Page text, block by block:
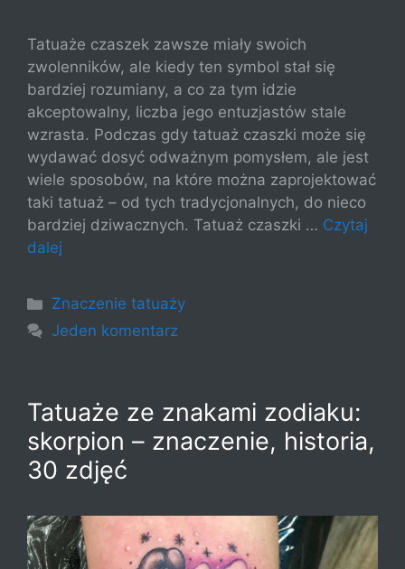
Tatuaże czaszek zawsze miały swoich
zwolenników, ale kiedy ten symbol stał się
bardziej rozumiany, a co za tym idzie
akceptowalny, liczba jego entuzjastów stale
wzrasta. Podczas gdy tatuaż czaszki może się
wydawać dosyć odważnym pomysłem, ale jest
wiele sposobów, na które można zaprojektować
taki tatuaż – od tych tradycjonalnych, do nieco
bardziej dziwacznych. Tatuaż czaszki … Czytaj
dalej
Kategorie
Znaczenie tatuaży
Jeden komentarz
Tatuaże ze znakami zodiaku:
skorpion – znaczenie, historia,
30 zdjęć